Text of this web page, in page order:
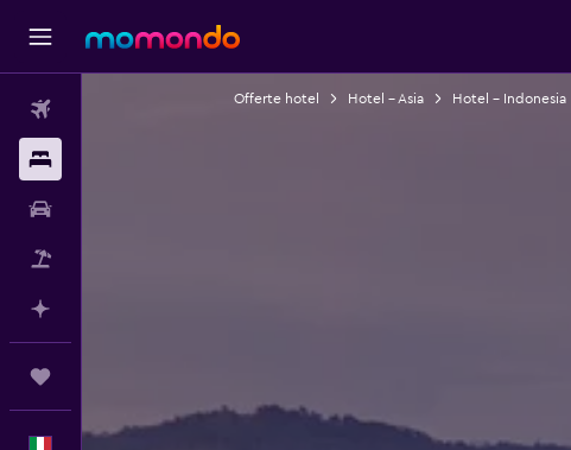
Offerte hotel Hotel - Asia Hotel - Indonesia